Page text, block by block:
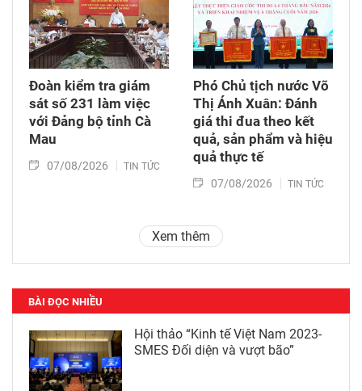
Đoàn kiểm tra giám
sát số 231 làm việc
với Đảng bộ tỉnh Cà
Mau
07/08/2026 TIN TỨC
Phó Chủ tịch nước Võ
Thị Ánh Xuân: Đánh
giá thi đua theo kết
quả, sản phẩm và hiệu
quả thực tế
07/08/2026 TIN TỨC
Xem thêm
BÀI ĐỌC NHIỀU
Hội thảo “Kinh tế Việt Nam 2023-
SMES Đối diện và vượt bão”